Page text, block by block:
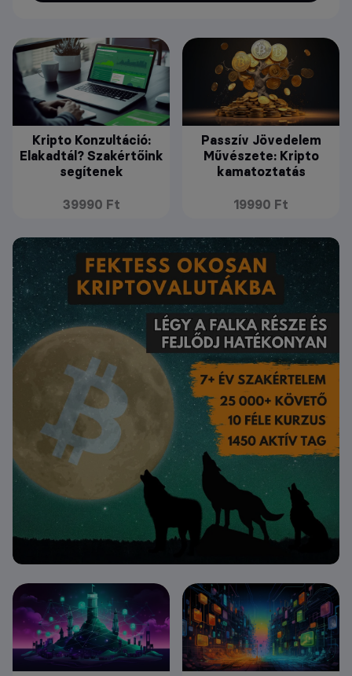
Kripto Konzultáció:
Elakadtál? Szakértőink
segítenek
39990 Ft
Passzív Jövedelem
Művészete: Kripto
kamatoztatás
19990 Ft